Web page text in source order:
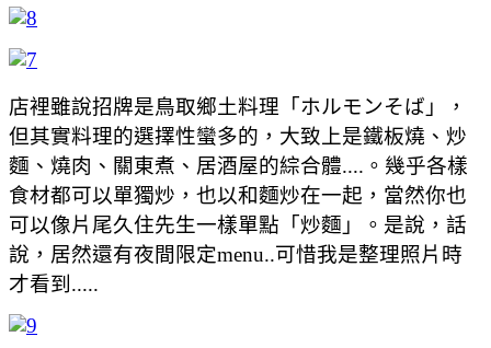
店裡雖說招牌是鳥取鄉土料理「ホルモンそば」，
但其實料理的選擇性蠻多的，大致上是鐵板燒、炒
麵、燒肉、關東煮、居酒屋的綜合體....。幾乎各樣
食材都可以單獨炒，也以和麵炒在一起，當然你也
可以像片尾久住先生一樣單點「炒麵」。是說，話
說，居然還有夜間限定menu..可惜我是整理照片時
才看到.....